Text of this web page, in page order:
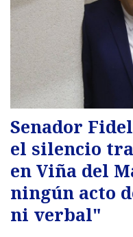
Senador
el silencio
en Viña del
ningún acto
ni verbal"